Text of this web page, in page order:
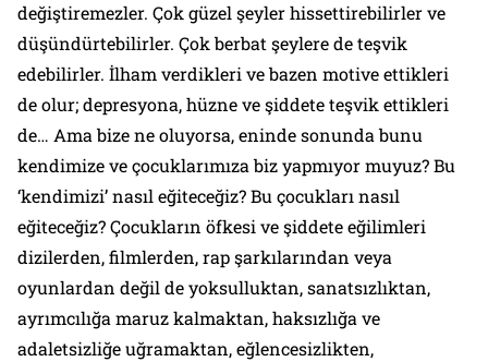
değiştiremezler. Çok güzel şeyler hissettirebilirler ve
düşündürtebilirler. Çok berbat şeylere de teşvik
edebilirler. İlham verdikleri ve bazen motive ettikleri
de olur; depresyona, hüzne ve şiddete teşvik ettikleri
de… Ama bize ne oluyorsa, eninde sonunda bunu
kendimize ve çocuklarımıza biz yapmıyor muyuz? Bu
‘kendimizi’ nasıl eğiteceğiz? Bu çocukları nasıl
eğiteceğiz? Çocukların öfkesi ve şiddete eğilimleri
dizilerden, filmlerden, rap şarkılarından veya
oyunlardan değil de yoksulluktan, sanatsızlıktan,
ayrımcılığa maruz kalmaktan, haksızlığa ve
adaletsizliğe uğramaktan, eğlencesizlikten,